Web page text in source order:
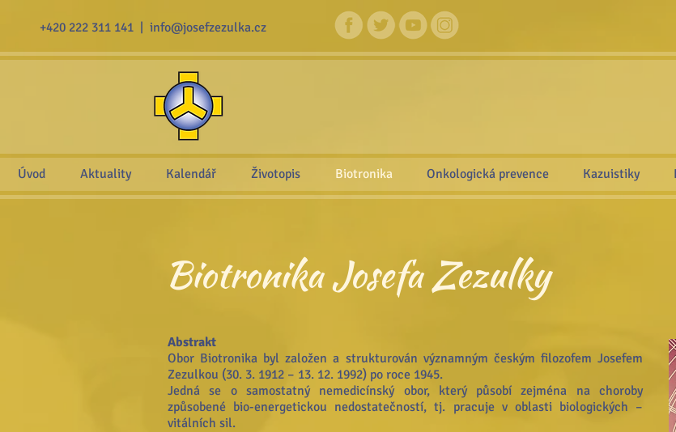
+420 222 311 141 | info@josefzezulka.cz
Biotronika Josefa Zezulky
Abstrakt
Obor Biotronika byl založen a strukturován významným českým filozofem Josefem
Zezulkou (30. 3. 1912 – 13. 12. 1992) po roce 1945.
Jedná se o samostatný nemedicínský obor, který působí zejména na choroby
způsobené bio-energetickou nedostatečností, tj. pracuje v oblasti biologických –
vitálních sil.
Úvod Aktuality Kalendář Životopis Biotronika Onkologická prevence Kazuistiky